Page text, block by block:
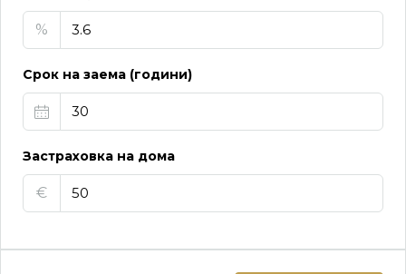
%
Срок на заема (години)
Застраховка на дома
€